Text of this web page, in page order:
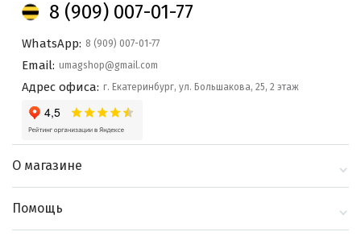
8 (909) 007-01-77
WhatsApp: 8 (909) 007-01-77
Email: umagshop@gmail.com
Адрес офиса: г. Екатеринбург, ул. Большакова, 25, 2 этаж
О магазине
Помощь